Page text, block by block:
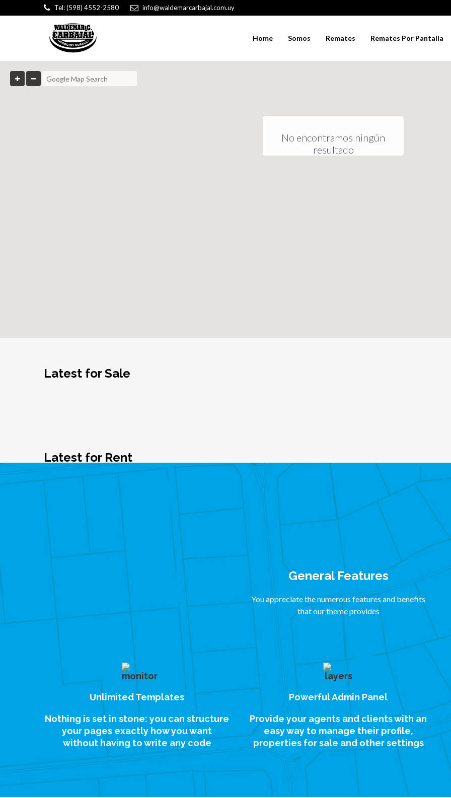
Tel: (598) 4552-2580 info@waldemarcarbajal.com.uy
Home Somos Remates Remates Por Pantalla
No encontramos ningún
resultado
Latest for Sale
Latest for Rent
General Features
You appreciate the numerous features and benefits
that our theme provides
Unlimited Templates
Nothing is set in stone: you can structure
your pages exactly how you want
without having to write any code
Powerful Admin Panel
Provide your agents and clients with an
easy way to manage their profile,
properties for sale and other settings